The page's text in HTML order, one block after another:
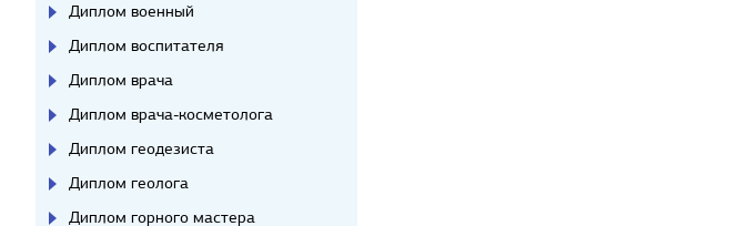
Диплом военный
Диплом воспитателя
Диплом врача
Диплом врача-косметолога
Диплом геодезиста
Диплом геолога
Диплом горного мастера